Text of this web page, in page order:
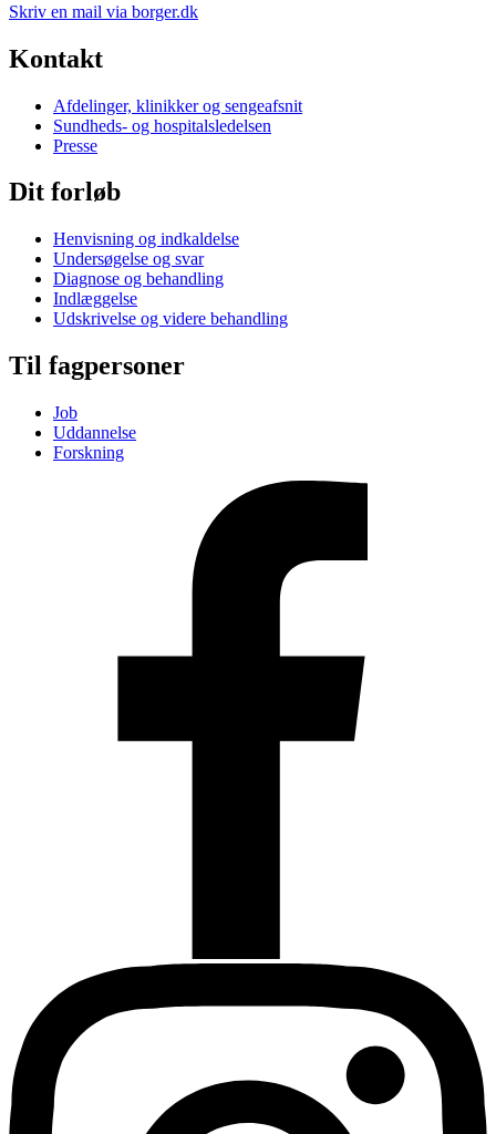
Skriv en mail via borger.dk
Kontakt
Afdelinger, klinikker og sengeafsnit
Sundheds- og hospitalsledelsen
Presse
Dit forløb
Henvisning og indkaldelse
Undersøgelse og svar
Diagnose og behandling
Indlæggelse
Udskrivelse og videre behandling
Til fagpersoner
Job
Uddannelse
Forskning